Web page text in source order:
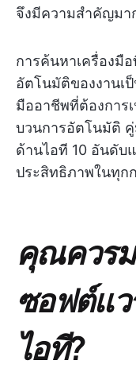
จึงมีความสำคัญมา
การค้นหาเครื่องมื
อัตโนมัติของงานเ
มืออาชีพที่ต้องการ
บวนการอัตโนมัติ
ด้านไอที 10 อันดับ
ประสิทธิภาพในทุก
คุณควรม
ซอฟต์แ
ไอที?